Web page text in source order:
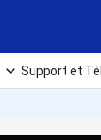
Support et